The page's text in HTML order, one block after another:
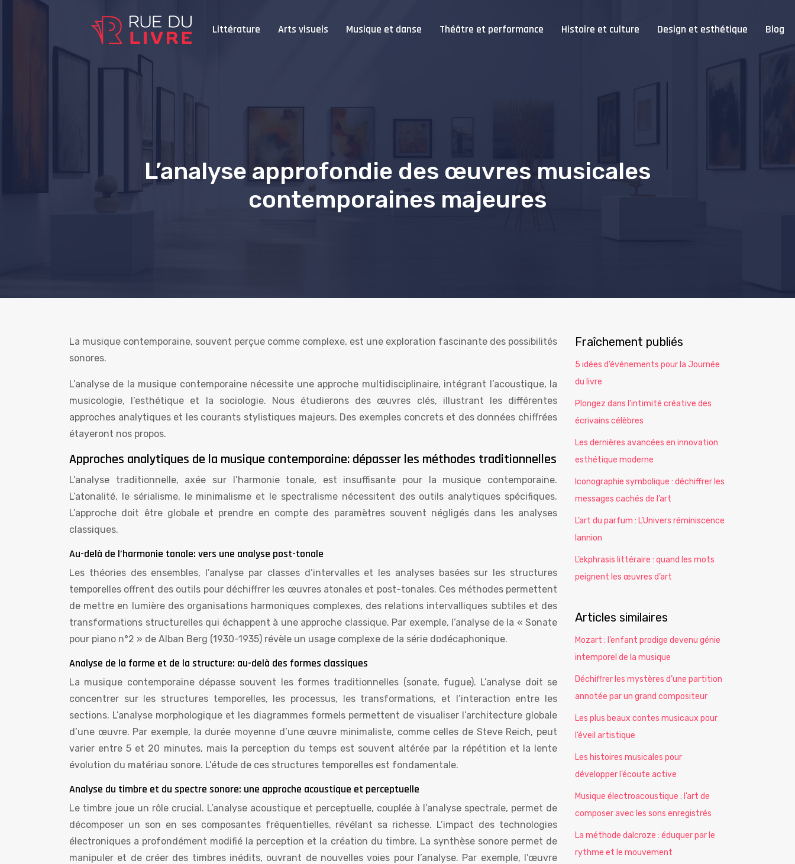
Littérature Arts visuels Musique et danse Théâtre et performance Histoire et culture Design et esthétique Blog
L’analyse approfondie des œuvres musicales
contemporaines majeures
La musique contemporaine, souvent perçue comme complexe, est une exploration fascinante des possibilités
sonores.
L’analyse de la musique contemporaine nécessite une approche multidisciplinaire, intégrant l’acoustique, la
musicologie, l’esthétique et la sociologie. Nous étudierons des œuvres clés, illustrant les différentes
approches analytiques et les courants stylistiques majeurs. Des exemples concrets et des données chiffrées
étayeront nos propos.
Approches analytiques de la musique contemporaine: dépasser les méthodes traditionnelles
L’analyse traditionnelle, axée sur l’harmonie tonale, est insuffisante pour la musique contemporaine.
L’atonalité, le sérialisme, le minimalisme et le spectralisme nécessitent des outils analytiques spécifiques.
L’approche doit être globale et prendre en compte des paramètres souvent négligés dans les analyses
classiques.
Au-delà de l’harmonie tonale: vers une analyse post-tonale
Les théories des ensembles, l’analyse par classes d’intervalles et les analyses basées sur les structures
temporelles offrent des outils pour déchiffrer les œuvres atonales et post-tonales. Ces méthodes permettent
de mettre en lumière des organisations harmoniques complexes, des relations intervalliques subtiles et des
transformations structurelles qui échappent à une approche classique. Par exemple, l’analyse de la « Sonate
pour piano n°2 » de Alban Berg (1930-1935) révèle un usage complexe de la série dodécaphonique.
Analyse de la forme et de la structure: au-delà des formes classiques
La musique contemporaine dépasse souvent les formes traditionnelles (sonate, fugue). L’analyse doit se
concentrer sur les structures temporelles, les processus, les transformations, et l’interaction entre les
sections. L’analyse morphologique et les diagrammes formels permettent de visualiser l’architecture globale
d’une œuvre. Par exemple, la durée moyenne d’une œuvre minimaliste, comme celles de Steve Reich, peut
varier entre 5 et 20 minutes, mais la perception du temps est souvent altérée par la répétition et la lente
évolution du matériau sonore. L’étude de ces structures temporelles est fondamentale.
Analyse du timbre et du spectre sonore: une approche acoustique et perceptuelle
Le timbre joue un rôle crucial. L’analyse acoustique et perceptuelle, couplée à l’analyse spectrale, permet de
décomposer un son en ses composantes fréquentielles, révélant sa richesse. L’impact des technologies
électroniques a profondément modifié la perception et la création du timbre. La synthèse sonore permet de
manipuler et de créer des timbres inédits, ouvrant de nouvelles voies pour l’analyse. Par exemple, l’œuvre
Fraîchement publiés
5 idées d’événements pour la Journée
du livre
Plongez dans l’intimité créative des
écrivains célèbres
Les dernières avancées en innovation
esthétique moderne
Iconographie symbolique : déchiffrer les
messages cachés de l’art
L’art du parfum : L’Univers réminiscence
lannion
L’ekphrasis littéraire : quand les mots
peignent les œuvres d’art
Articles similaires
Mozart : l’enfant prodige devenu génie
intemporel de la musique
Déchiffrer les mystères d’une partition
annotée par un grand compositeur
Les plus beaux contes musicaux pour
l’éveil artistique
Les histoires musicales pour
développer l’écoute active
Musique électroacoustique : l’art de
composer avec les sons enregistrés
La méthode dalcroze : éduquer par le
rythme et le mouvement